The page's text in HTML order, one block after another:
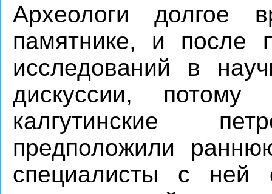
Археологи долгое
памятнике, и после
исследований в
дискуссии,
калгутинские
предположили
специалисты с ней